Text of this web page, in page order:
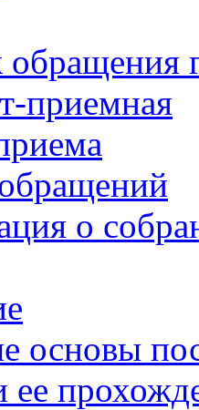
приемная
о
основы
ее